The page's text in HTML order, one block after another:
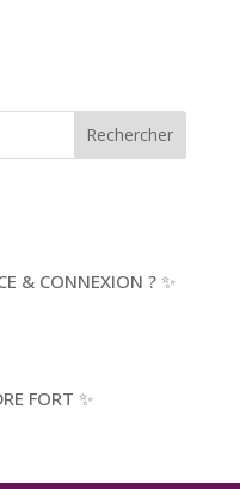
& CONNEXION ? ✨
FORT ✨